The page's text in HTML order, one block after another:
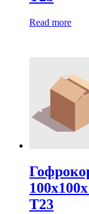
Read more
Т23